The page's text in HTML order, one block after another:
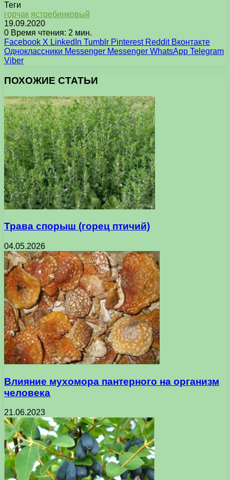
Теги
горчак ястребинковый
19.09.2020
0 Время чтения: 2 мин.
Facebook X LinkedIn Tumblr Pinterest Reddit Вконтакте
Одноклассники Messenger Messenger WhatsApp Telegram
Viber
ПОХОЖИЕ СТАТЬИ
Трава спорыш (горец птичий)
04.05.2026
Влияние мухомора пантерного на организм
человека
21.06.2023